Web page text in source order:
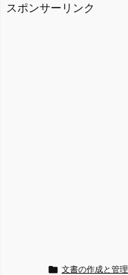
スポンサーリンク
 文書の作成と管理